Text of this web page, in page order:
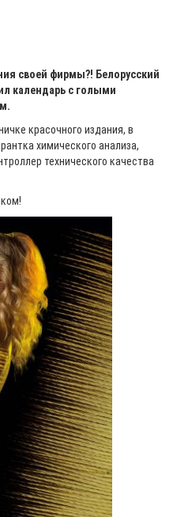
своей фирмы?! Белорусский
календарь с голыми
красочного издания, в
химического анализа,
технического качества